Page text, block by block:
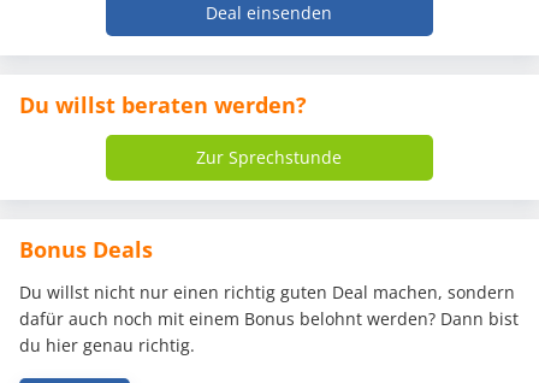
Deal einsenden
Du willst beraten werden?
Zur Sprechstunde
Bonus Deals
Du willst nicht nur einen richtig guten Deal machen, sondern
dafür auch noch mit einem Bonus belohnt werden? Dann bist
du hier genau richtig.